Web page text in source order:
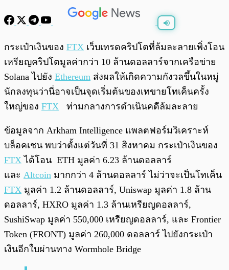
พร้อมเล่น 0:00
กระเป๋าเงินของ FTX เว็บเทรดคริปโตที่ล้มละลายเพิ่งโอน
เหรียญคริปโตมูลค่ากว่า 10 ล้านดอลลาร์จากเครือข่าย
Solana ไปยัง Ethereum ส่งผลให้เกิดความกังวลขึ้นในหมู่
นักลงทุนว่านี่อาจเป็นจุดเริ่มต้นของเทขายโทเค็นครั้ง
ใหญ่ของ FTX ท่ามกลางการดำเนินคดีล้มละลาย
ข้อมูลจาก Arkham Intelligence แพลตฟอร์มวิเคราะห์
บล็อคเชน พบว่าตั้งแต่วันที่ 31 สิงหาคม กระเป๋าเงินของ
FTX ได้โอน ETH มูลค่า 6.23 ล้านดอลลาร์
และ Altcoin มากกว่า 4 ล้านดอลลาร์ ไม่ว่าจะเป็นโทเค็น
FTX มูลค่า 1.2 ล้านดอลลาร์, Uniswap มูลค่า 1.8 ล้าน
ดอลลาร์, HXRO มูลค่า 1.3 ล้านเหรียญดอลลาร์,
SushiSwap มูลค่า 550,000 เหรียญดอลลาร์, และ Frontier
Token (FRONT) มูลค่า 260,000 ดอลลาร์ ไปยังกระเป๋า
เงินอีกใบผ่านทาง Wormhole Bridge